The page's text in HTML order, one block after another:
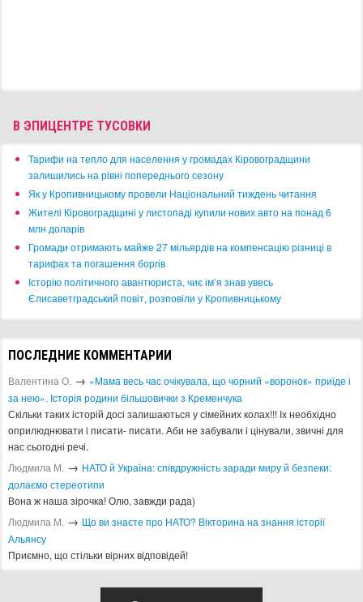
В ЭПИЦЕНТРЕ ТУСОВКИ
​Тарифи на тепло для населення у громадах Кіровоградщини
залишились на рівні попереднього сезону
​Як у Кропивницькому провели Національний тиждень читання
​Жителі Кіровоградщині у листопаді купили нових авто на понад 6
млн доларів
​Громади отримають майже 27 мільярдів на компенсацію різниці в
тарифах та погашення боргів
Історію політичного авантюриста, чиє ім’я знав увесь
Єлисаветградський повіт, розповіли у Кропивницькому
ПОСЛЕДНИЕ КОММЕНТАРИИ
Валентина О. → «Мама весь час очікувала, що чорний «воронок» приїде і
за нею». Історія родини більшовички з Кременчука
Скільки таких історій досі залишаються у сімейних колах!!! Іх необхідно
оприлюднювати і писати- писати. Аби не забували і цінували, звичні для
нас сьогодні речі.
Людмила М. → ​НАТО й Україна: співдружність заради миру й безпеки:
долаємо стереотипи
Вона ж наша зірочка! Олю, завжди рада)
Людмила М. → Що ви знаєте про НАТО? Вікторина на знання історії
Альянсу ​
Приємно, що стільки вірних відповідей!